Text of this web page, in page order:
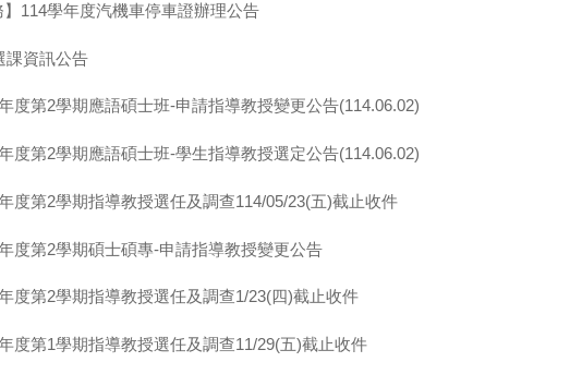
】114學年度汽機車停車證辦理公告
課資訊公告
度第2學期應語碩士班-申請指導教授變更公告(114.06.02)
度第2學期應語碩士班-學生指導教授選定公告(114.06.02)
度第2學期指導教授選任及調查114/05/23(五)截止收件
度第2學期碩士碩專-申請指導教授變更公告
度第2學期指導教授選任及調查1/23(四)截止收件
度第1學期指導教授選任及調查11/29(五)截止收件